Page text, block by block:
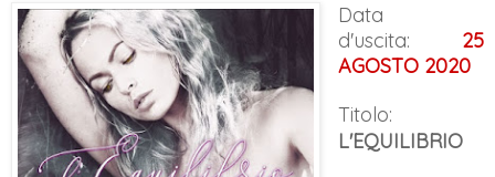
Data
d'uscita: 25
AGOSTO 2020
Titolo:
L'EQUILIBRIO